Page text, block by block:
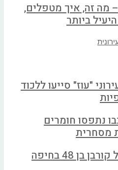
מה זה, איך מטפלים,
ביותר
"עוז" סייעו ללכוד
נתפסו חומרים
מסחרית
48 בחיפה